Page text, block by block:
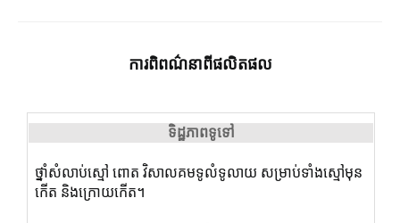
ការ​ពិពណ៌នា​ពី​ផលិតផល
ទិដ្ឋភាពទូទៅ
ថ្នាំសំលាប់ស្មៅ ពោត វិសាលគមទូលំទូលាយ សម្រាប់ទាំងស្មៅមុន
កើត និងក្រោយកើត។